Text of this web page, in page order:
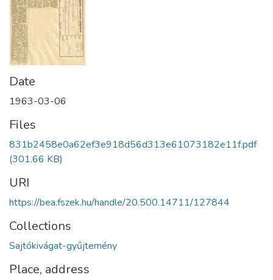
Date
1963-03-06
Files
831b2458e0a62ef3e918d56d313e61073182e11f.pdf
(301.66 KB)
URI
https://bea.fszek.hu/handle/20.500.14711/127844
Collections
Sajtókivágat-gyűjtemény
Place, address